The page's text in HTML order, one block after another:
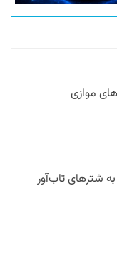
موازی
شترهای تاب‌آور